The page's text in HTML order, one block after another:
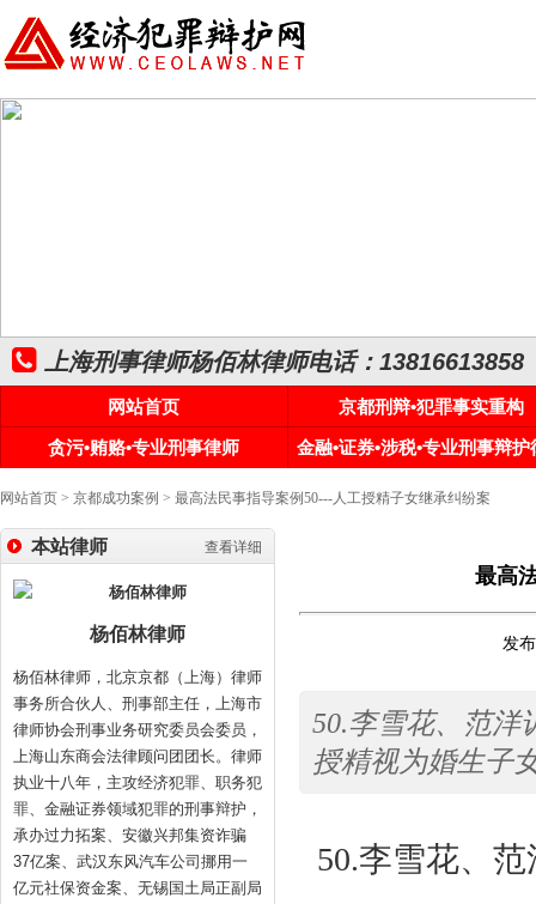
上海刑事律师杨佰林律师电话：13816613858
网站首页
京都刑辩•犯罪事实重构
贪污•贿赂•专业刑事律师
金融•证券•涉税•专业刑事辩护
网站首页 > 京都成功案例 > 最高法民事指导案例50---人工授精子女继承纠纷案
查看详细
本站律师
杨佰林律师
杨佰林律师，北京京都（上海）律师
事务所合伙人、刑事部主任，上海市
律师协会刑事业务研究委员会委员，
上海山东商会法律顾问团团长。律师
执业十八年，主攻经济犯罪、职务犯
罪、金融证券领域犯罪的刑事辩护，
承办过力拓案、安徽兴邦集资诈骗
37亿案、武汉东风汽车公司挪用一
亿元社保资金案、无锡国土局正副局
最高
发
50.李雪花、范
授精视为婚生子
50.李雪花、